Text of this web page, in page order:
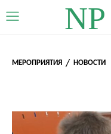
NP
МЕРОПРИЯТИЯ НОВОСТИ